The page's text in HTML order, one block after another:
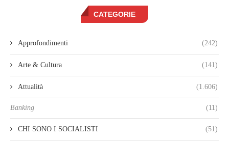
CATEGORIE
Approfondimenti (242)
Arte & Cultura (141)
Attualità (1.606)
Banking (11)
CHI SONO I SOCIALISTI (51)